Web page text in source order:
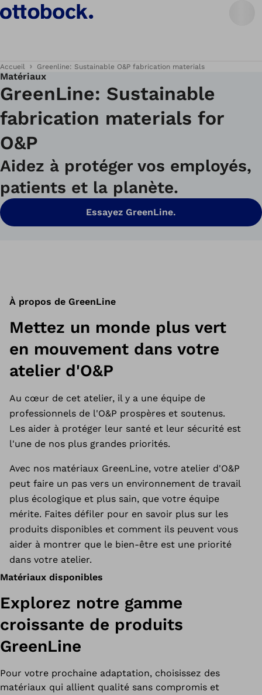
Accueil Greenline: Sustainable O&P fabrication materials
Matériaux
GreenLine: Sustainable
fabrication materials for
O&P
Aidez à protéger vos employés,
patients et la planète.
Essayez GreenLine.
À propos de GreenLine
Mettez un monde plus vert
en mouvement dans votre
atelier d'O&P
Au cœur de cet atelier, il y a une équipe de
professionnels de l'O&P prospères et soutenus.
Les aider à protéger leur santé et leur sécurité est
l'une de nos plus grandes priorités.
Avec nos matériaux GreenLine, votre atelier d'O&P
peut faire un pas vers un environnement de travail
plus écologique et plus sain, que votre équipe
mérite. Faites défiler pour en savoir plus sur les
produits disponibles et comment ils peuvent vous
aider à montrer que le bien-être est une priorité
dans votre atelier.
Matériaux disponibles
Explorez notre gamme
croissante de produits
GreenLine
Pour votre prochaine adaptation, choisissez des
matériaux qui allient qualité sans compromis et